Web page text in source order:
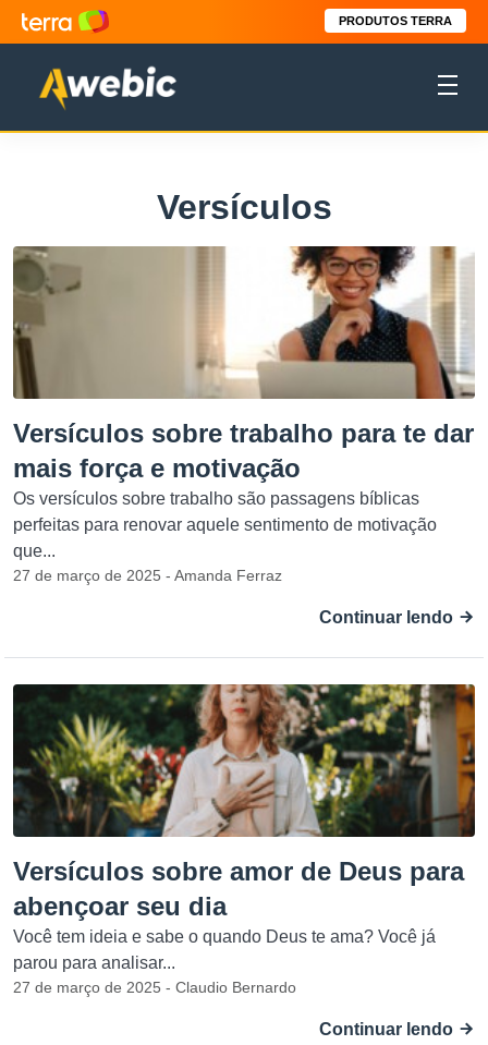
PRODUTOS TERRA
Versículos
Versículos sobre trabalho para te dar
mais força e motivação
Os versículos sobre trabalho são passagens bíblicas
perfeitas para renovar aquele sentimento de motivação
que...
27 de março de 2025 - Amanda Ferraz
Continuar lendo
Versículos sobre amor de Deus para
abençoar seu dia
Você tem ideia e sabe o quando Deus te ama? Você já
parou para analisar...
27 de março de 2025 - Claudio Bernardo
Continuar lendo